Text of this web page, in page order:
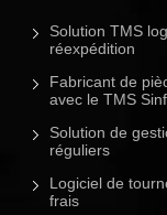
Solution TMS
réexpédition
Fabricant de
avec le TMS
Solution de
réguliers
Logiciel de
frais